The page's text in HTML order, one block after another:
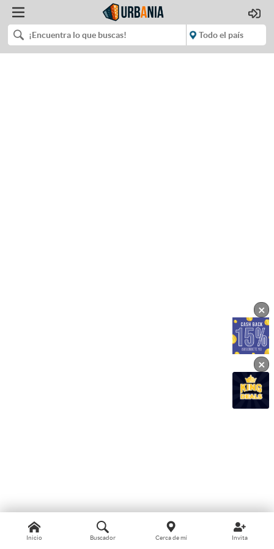
Inicio Buscador Cerca de mí Invita
×
×